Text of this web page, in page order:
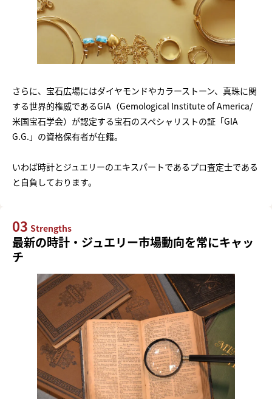
さらに、宝石広場にはダイヤモンドやカラーストーン、真珠に関
する世界的権威であるGIA（Gemological Institute of America/
米国宝石学会）が認定する宝石のスペシャリストの証「GIA
G.G.」の資格保有者が在籍。
いわば時計とジュエリーのエキスパートであるプロ査定士である
と自負しております。
03 Strengths
最新の時計・ジュエリー市場動向を常にキャッ
チ